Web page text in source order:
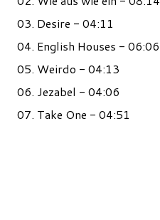
03. Desire - 04:11
04. English Houses - 06:06
05. Weirdo - 04:13
06. Jezabel - 04:06
07. Take One - 04:51